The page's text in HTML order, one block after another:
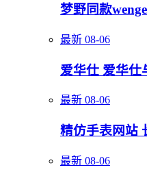
梦野同款
最新 08-06
爱华仕 爱华仕
最新 08-06
精仿手表网站
最新 08-06